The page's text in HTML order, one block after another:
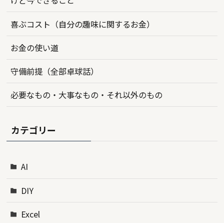
喜ぶコスト（自分の趣味に関するお金）
お金の使い道
守備前提（全部卓球話）
必要なもの・大事なもの・それ以外のもの
カテゴリー
AI
DIY
Excel